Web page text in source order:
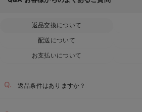
返品交換について
配送について
お支払いについて
返品条件はありますか？